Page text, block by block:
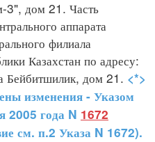
3", дом 21. Часть
аппарата
филиала
Казахстан по адресу:
Бейбитшилик, дом 21. <*>
изменения - Указом
2005 года N 1672
см. п.2 Указа N 1672).